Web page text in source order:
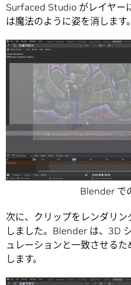
Surfaced Studio がレイヤー
は魔法のように姿を消します。
Blender で
次に、クリップをレンダリ
しました。Blender は、3D
ュレーションと一致させる
します。